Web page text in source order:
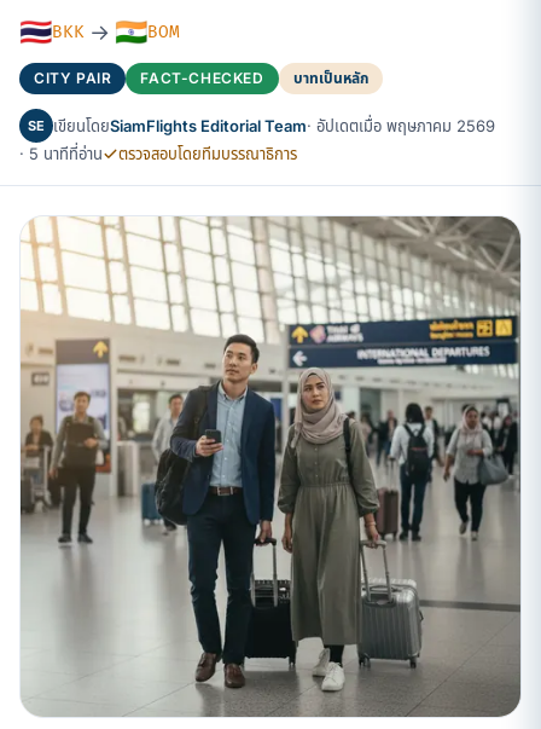
🇹🇭BKK → 🇮🇳BOM
CITY PAIR FACT-CHECKED บาทเป็นหลัก
SE เขียนโดยSiamFlights Editorial Team· อัปเดตเมื่อ พฤษภาคม 2569
· 5 นาทีที่อ่าน
ตรวจสอบโดยทีมบรรณาธิการ